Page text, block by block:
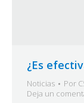
¿Es
Noticias Por
Deja un